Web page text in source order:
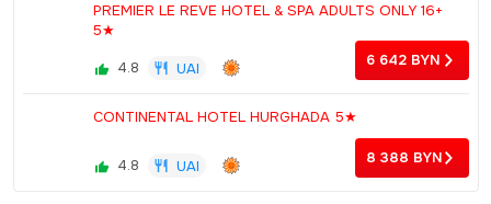
PREMIER LE REVE HOTEL & SPA ADULTS ONLY 16+
5★
4.8
UAI 6 642 BYN
CONTINENTAL HOTEL HURGHADA 5★
4.8 UAI 8 388 BYN